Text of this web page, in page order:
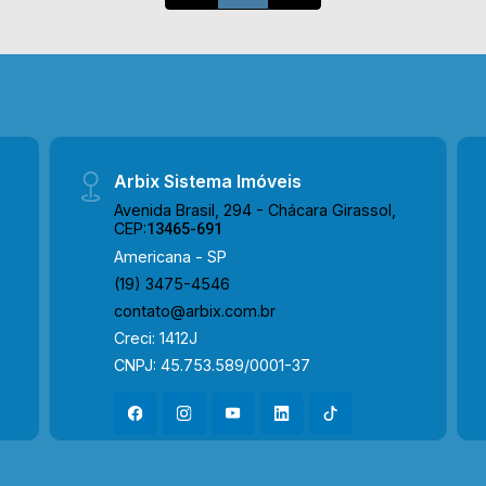
IMÓVEIS - Presente em cada
Arbix Sistema Imóveis
Avenida Brasil, 294 - Chácara Girassol,
CEP:13465-691
Americana - SP
(19) 3475-4546
contato@arbix.com.br
Creci: 1412J
CNPJ: 45.753.589/0001-37